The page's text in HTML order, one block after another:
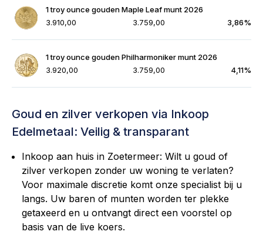
1 troy ounce gouden Maple Leaf munt 2026
3.910,00
3.759,00 3,86%
1 troy ounce gouden Philharmoniker munt 2026
3.920,00
3.759,00 4,11%
Goud en zilver verkopen via Inkoop
Edelmetaal: Veilig & transparant
Inkoop aan huis in Zoetermeer: Wilt u goud of
zilver verkopen zonder uw woning te verlaten?
Voor maximale discretie komt onze specialist bij u
langs. Uw baren of munten worden ter plekke
getaxeerd en u ontvangt direct een voorstel op
basis van de live koers.